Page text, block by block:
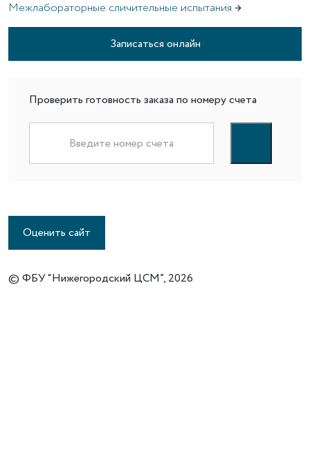
Межлабораторные сличительные испытания →
Записаться онлайн
Проверить готовность заказа по номеру счета
Оценить сайт
© ФБУ “Нижегородский ЦСМ”, 2026